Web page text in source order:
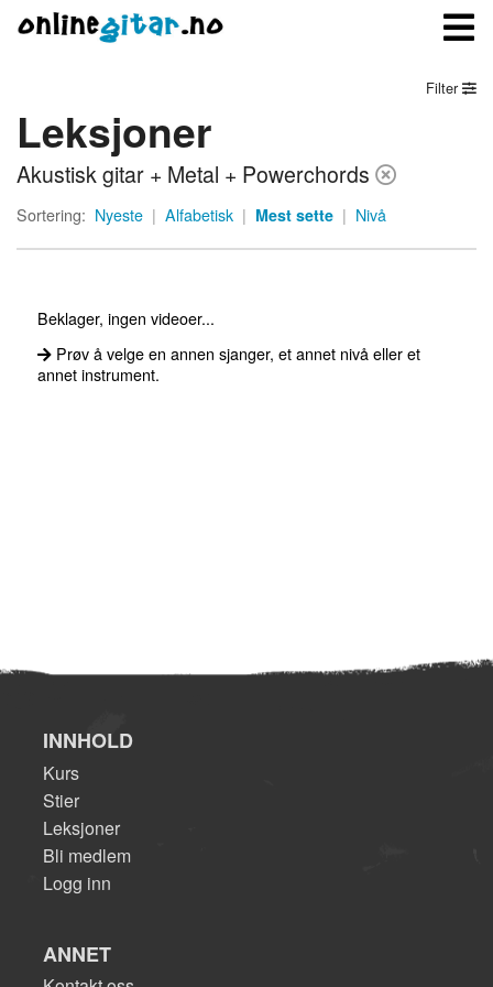
Meny
Logg inn
Filter
Leksjoner
Akustisk gitar + Metal + Powerchords
Sortering: Nyeste | Alfabetisk | Mest sette | Nivå
Beklager, ingen videoer...
Prøv å velge en annen sjanger, et annet nivå eller et
annet instrument.
INNHOLD
Kurs
Stier
Leksjoner
Bli medlem
Logg inn
ANNET